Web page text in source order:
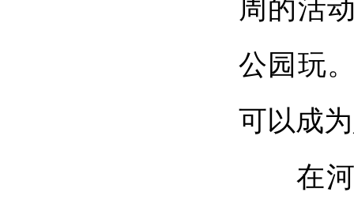
周的活
公园玩
可以成
在河